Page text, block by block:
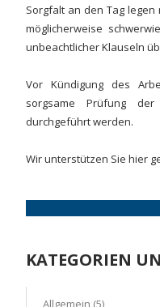
Sorgfalt an den Tag
möglicherweise
unbeachtlicher Klauseln
Vor Kündigung des
sorgsame Prüfung der
durchgeführt werden.
Wir unterstützen Sie hier
KATEGORIEN
Allgemein (5)